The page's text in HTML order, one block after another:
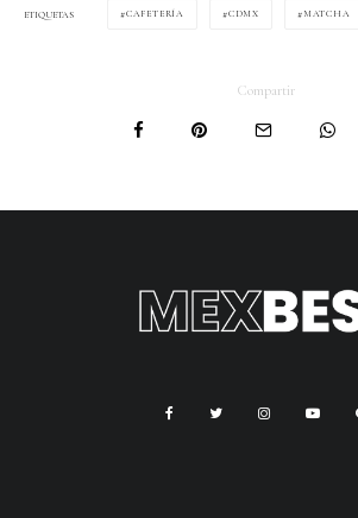
ETIQUETAS CAFETERÍA CDMX MATCHA
Compartir